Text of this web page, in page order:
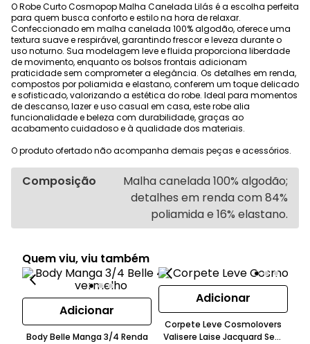
O Robe Curto Cosmopop Malha Canelada Lilás é a escolha perfeita
para quem busca conforto e estilo na hora de relaxar.
Confeccionado em malha canelada 100% algodão, oferece uma
textura suave e respirável, garantindo frescor e leveza durante o
uso noturno. Sua modelagem leve e fluida proporciona liberdade
de movimento, enquanto os bolsos frontais adicionam
praticidade sem comprometer a elegância. Os detalhes em renda,
compostos por poliamida e elastano, conferem um toque delicado
e sofisticado, valorizando a estética do robe. Ideal para momentos
de descanso, lazer e uso casual em casa, este robe alia
funcionalidade e beleza com durabilidade, graças ao
acabamento cuidadoso e à qualidade dos materiais.
O produto ofertado não acompanha demais peças e acessórios.
Composição
Malha canelada 100% algodão;
detalhes em renda com 84%
poliamida e 16% elastano.
Quem viu, viu também
Adicionar
Body Belle Manga 3/4 Renda
Adicionar
Corpete Leve Cosmolovers
Valisere Laise Jacquard Sem